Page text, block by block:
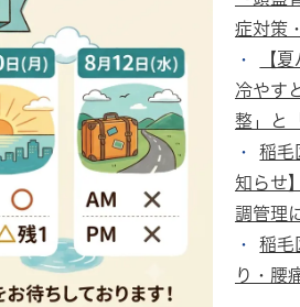
症対策
【
冷やす
整」と
稲毛
知らせ
調管理
稲毛
り・腰